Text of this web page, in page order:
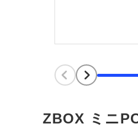
ZBOX ミニ